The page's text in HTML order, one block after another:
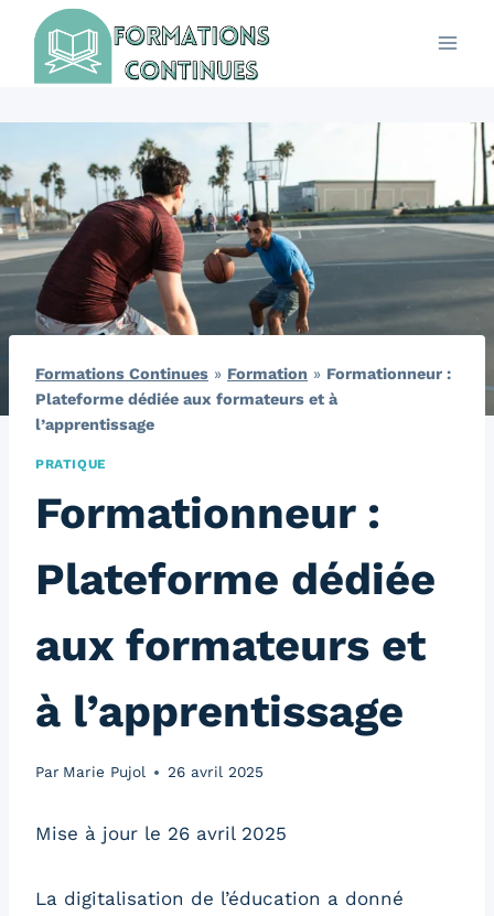
contenu
Formations Continues » Formation » Formationneur :
Plateforme dédiée aux formateurs et à
l’apprentissage
PRATIQUE
Formationneur :
Plateforme dédiée
aux formateurs et
à l’apprentissage
Par Marie Pujol 26 avril 2025
Mise à jour le 26 avril 2025
La digitalisation de l’éducation a donné